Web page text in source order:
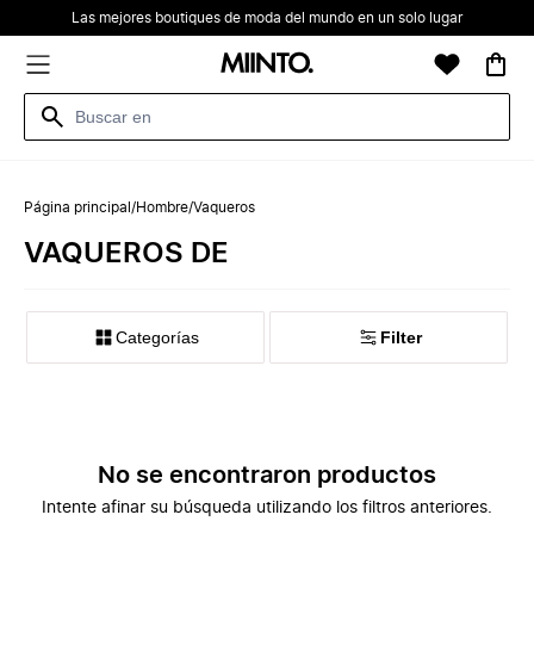
Las mejores boutiques de moda del mundo en un solo lugar
Página principal /Hombre/Vaqueros
VAQUEROS DE
Categorías Filter
No se encontraron productos
Intente afinar su búsqueda utilizando los filtros anteriores.